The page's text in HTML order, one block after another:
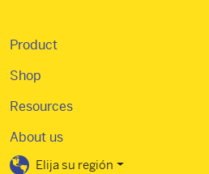
Product
Shop
Resources
About us
Elija su región